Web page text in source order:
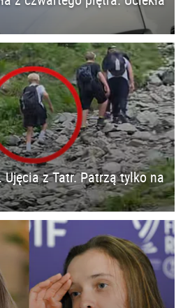
Ujęcia z Tatr. Patrzą tylko na